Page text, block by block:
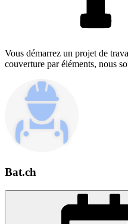
Vous démarrez un projet de
couverture par éléments, nous
Bat.ch